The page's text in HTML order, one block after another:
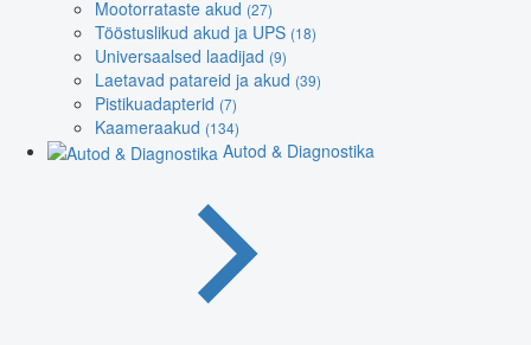
Mootorrataste akud (27)
Tööstuslikud akud ja UPS (18)
Universaalsed laadijad (9)
Laetavad patareid ja akud (39)
Pistikuadapterid (7)
Kaameraakud (134)
Autod & Diagnostika